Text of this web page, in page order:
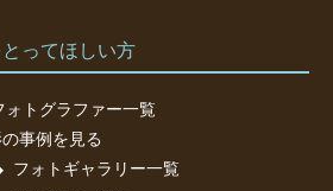
ってほしい方
ォトグラファー一覧
事例を見る
フォトギャラリー一覧